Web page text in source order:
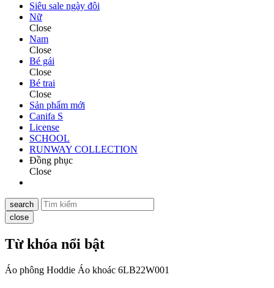
Siêu sale ngày đôi
Nữ
Close
Nam
Close
Bé gái
Close
Bé trai
Close
Sản phẩm mới
Canifa S
License
SCHOOL
RUNWAY COLLECTION
Đồng phục
Close
search
close
Từ khóa nổi bật
Áo phông Hoddie Áo khoác 6LB22W001